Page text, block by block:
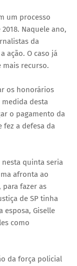
um processo
Naquele ano,
da
ação. O caso já
mais recurso.
os honorários
desta
o pagamento da
fez a defesa da
nesta quinta seria
afronta ao
para fazer as
de SP tinha
esposa, Giselle
como
da força policial